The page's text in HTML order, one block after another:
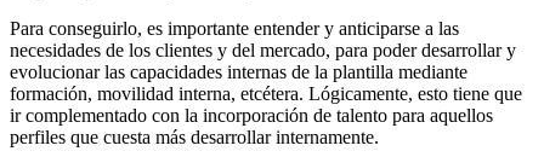
Para conseguirlo, es importante entender y anticiparse a las
necesidades de los clientes y del mercado, para poder desarrollar y
evolucionar las capacidades internas de la plantilla mediante
formación, movilidad interna, etcétera. Lógicamente, esto tiene que
ir complementado con la incorporación de talento para aquellos
perfiles que cuesta más desarrollar internamente.